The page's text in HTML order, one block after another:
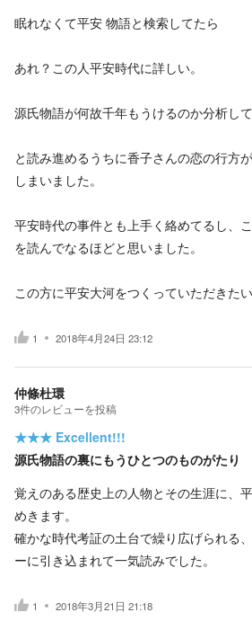
眠れなくて平安 物語と検索してたら
あれ？この人平安時代に詳しい。
源氏物語が何故千年もうけるのか分析して
と読み進めるうちに香子さんの恋の行方
しまいました。
平安時代の事件とも上手く絡めてるし、
を読んでなるほどと思いました。
この方に平安大河をつくっていただきたい
1 2018年4月24日 23:12
仲條杜環
3件のレビューを投稿
★★★ Excellent!!!
源氏物語の裏にもうひとつのものがたり
覚えのある歴史上の人物とその生涯に、
めきます。
確かな時代考証の土台で繰り広げられる
ーに引き込まれて一気読みでした。
1 2018年3月21日 21:18